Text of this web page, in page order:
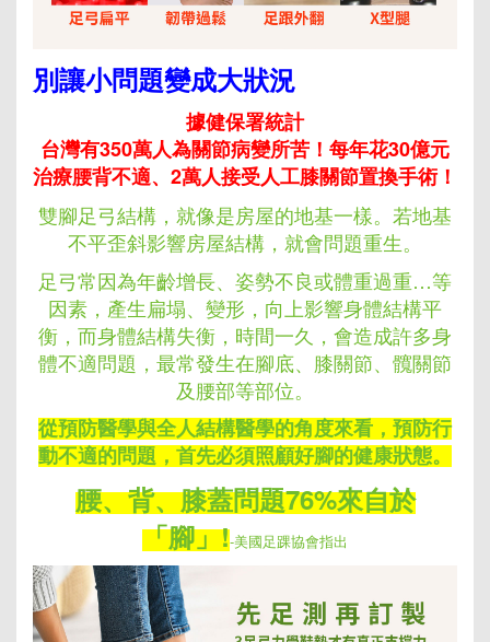
別讓小問題變成大狀況
據健保署統計
台灣有350萬人為關節病變所苦！每年花30億元
治療腰背不適、2萬人接受人工膝關節置換手術！
雙腳足弓結構，就像是房屋的地基一樣。若地基
不平歪斜影響房屋結構，就會問題重生。
足弓常因為年齡增長、姿勢不良或體重過重…等
因素，產生扁塌、變形，向上影響身體結構平
衡，而身體結構失衡，時間一久，會造成許多身
體不適問題，最常發生在腳底、膝關節、髖關節
及腰部等部位。
從預防醫學與全人結構醫學的角度來看，預防行
動不適的問題，首先必須照顧好腳的健康狀態。
腰、背、膝蓋問題76%來自於
「腳」!-美國足踝協會指出